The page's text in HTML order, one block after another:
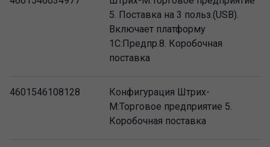
5. Поставка на 3 польз.(USB).
Включает платформу
1C:Предпр.8. Коробочная
поставка
4601546108128
Конфигурация Штрих-
М:Торговое предприятие 5.
Коробочная поставка